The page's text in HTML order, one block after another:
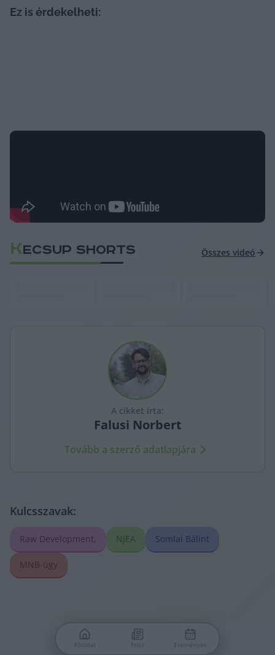
Ez is érdekelheti:
KECSUP SHORTS Összes videó
A cikket írta:
Falusi Norbert
Tovább a szerző adatlapjára
Kulcsszavak:
Raw Development, NJEA Somlai Bálint
MNB-ügy
Főoldal Friss Események